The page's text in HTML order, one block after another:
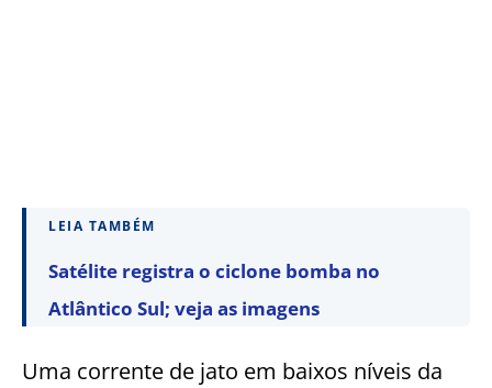
LEIA TAMBÉM
Satélite registra o ciclone bomba no
Atlântico Sul; veja as imagens
Uma corrente de jato em baixos níveis da